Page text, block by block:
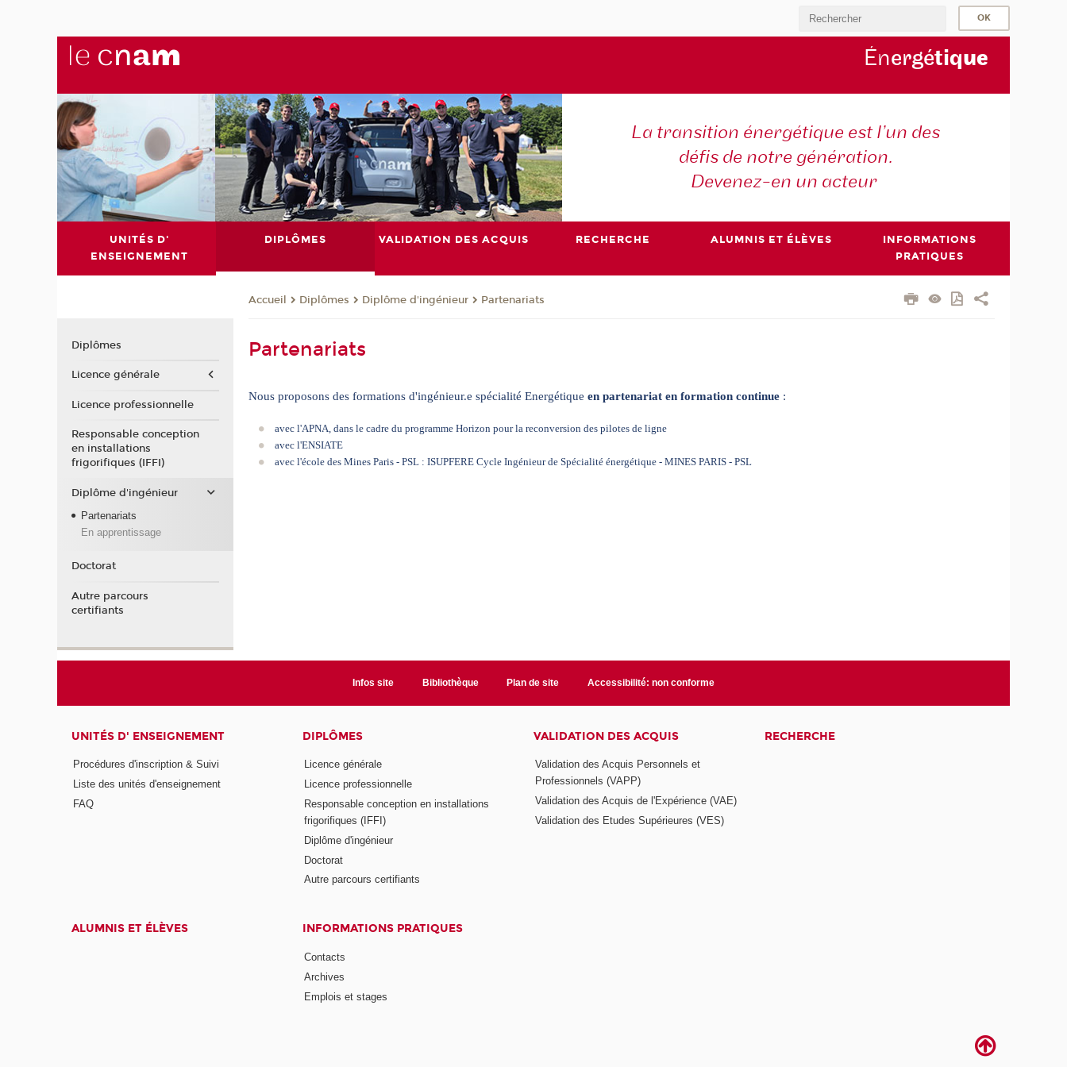
Énergétique
La transition énergétique est l’un des
défis de notre génération.
Devenez-en un acteur
UNITÉS D'
ENSEIGNEMENT
DIPLÔMES VALIDATION DES ACQUIS RECHERCHE ALUMNIS ET ÉLÈVES
INFORMATIONS
PRATIQUES
Accueil Diplômes Diplôme d'ingénieur Partenariats
Partenariats
Nous proposons des formations d'ingénieur.e spécialité Energétiqueen partenariat en formation continue :
avec l'APNA, dans le cadre du programme Horizonpour la reconversion des pilotes de ligne
avec l'ENSIATE
avec l'école des Mines Paris - PSL : ISUPFERE Cycle Ingénieur de Spécialité énergétique - MINES PARIS - PSL
Diplômes
Licence générale
Licence professionnelle
Responsable conception
en installations
frigorifiques (IFFI)
Diplôme d'ingénieur
Partenariats
En apprentissage
Doctorat
Autre parcours
certifiants
Infos site Bibliothèque Plan de site Accessibilité: non conforme
UNITÉS D' ENSEIGNEMENT
Procédures d'inscription & Suivi
Liste des unités d'enseignement
FAQ
DIPLÔMES
Licence générale
Licence professionnelle
Responsable conception en installations
frigorifiques (IFFI)
Diplôme d'ingénieur
Doctorat
Autre parcours certifiants
VALIDATION DES ACQUIS
Validation des Acquis Personnels et
Professionnels (VAPP)
Validation des Acquis de l'Expérience (VAE)
Validation des Etudes Supérieures (VES)
RECHERCHE
ALUMNIS ET ÉLÈVES INFORMATIONS PRATIQUES
Contacts
Archives
Emplois et stages